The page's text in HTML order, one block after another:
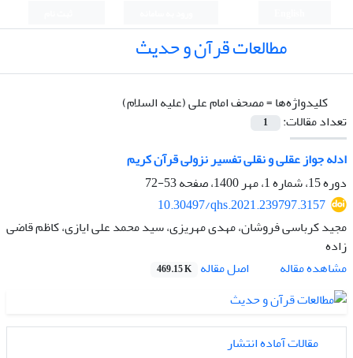
مطالعات قرآن و حدیث
کلیدواژه‌ها =مصحف امام علی (علیه السلام)
تعداد مقالات:
1
ادله جواز عقلی و نقلی تفسیر نزولی قرآن کریم
دوره 15، شماره 1، مهر 1400، صفحه
53-72
10.30497/qhs.2021.239797.3157
مجید کرباسی فروشان، مهدی مهریزی، سید محمد علی ایازی، کاظم قاضی
زاده
مشاهده مقاله
اصل مقاله 469.15 K
مقالات آماده انتشار